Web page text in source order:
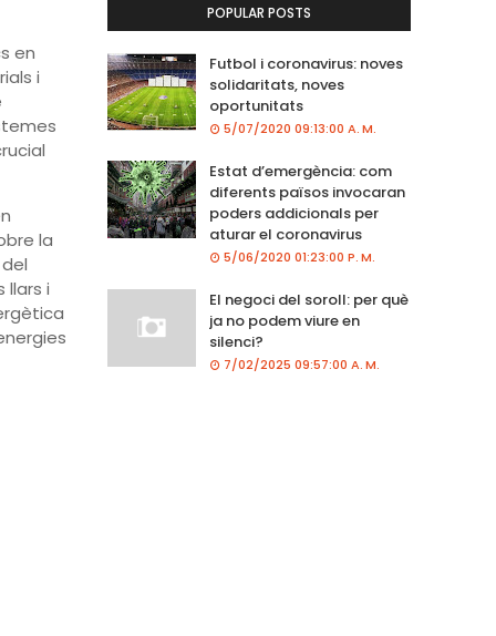
en
i
la
llars i
POPULAR POSTS
Futbol i coronavirus: noves
solidaritats, noves
oportunitats
5/07/2020 09:13:00 A. M.
Estat d’emergència: com
diferents països invocaran
poders addicionals per
aturar el coronavirus
5/06/2020 01:23:00 P. M.
El negoci del soroll: per què
ja no podem viure en
silenci?
7/02/2025 09:57:00 A. M.